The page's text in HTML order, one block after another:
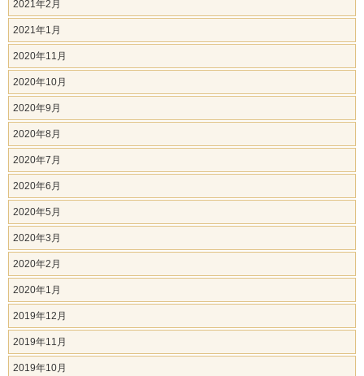
2021年2月
2021年1月
2020年11月
2020年10月
2020年9月
2020年8月
2020年7月
2020年6月
2020年5月
2020年3月
2020年2月
2020年1月
2019年12月
2019年11月
2019年10月